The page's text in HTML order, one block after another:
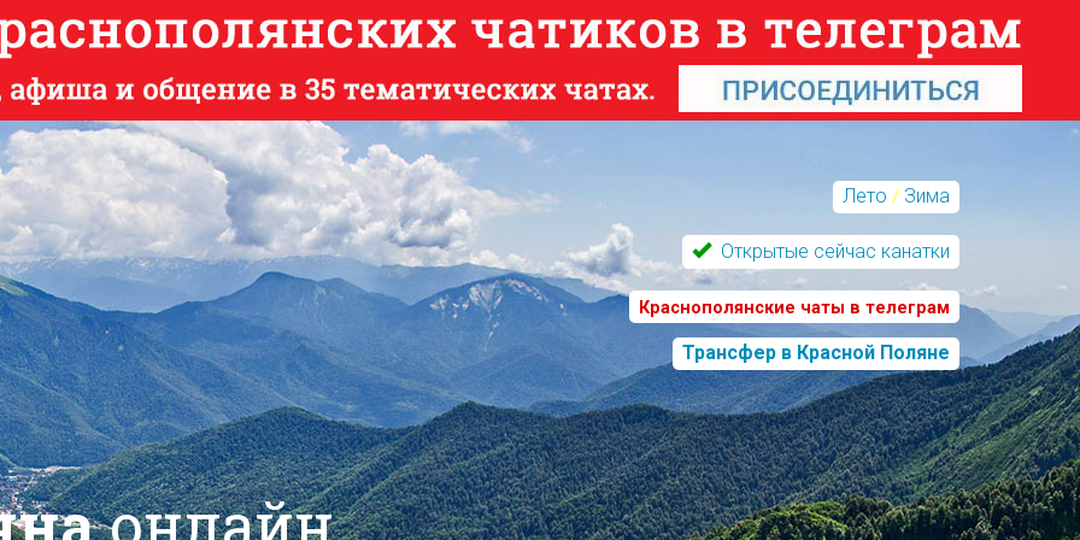
Лето / Зима
Открытые сейчас канатки
Краснополянские чаты в телеграм
Трансфер в Красной Поляне